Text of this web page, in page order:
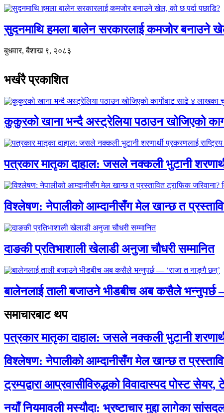
सुदनमाथि हमला बालेन सरकारलाई कमजोर बनाउने
बुधवार, बैशाख ९, २०८३
भर्खरै प्रकाशित
कुकुरको खाना भन्दै अस्ट्रेलिया पठाउन खोजिएको
पत्रकार मातृका दाहाल: जसले नक्कली भुटानी
विश्लेषण: नेपालीको आम्दानीसँग मेल खान्छ त
दाङकी प्रतिभाशाली खेलाडी अनुजा चौधरी सम्मानित
बालेनलाई ताली बजाउने भीडबीच अब कसैले भन्नुपर्छ
समाचारबाट थप
पत्रकार मातृका दाहाल: जसले नक्कली भुटानी
विश्लेषण: नेपालीको आम्दानीसँग मेल खान्छ त
ट्रम्पद्वारा आप्रवासीविरुद्धको विवादास्पद पोस्ट सेयर,
नयाँ नियमावली मस्यौदा: भ्रष्टाचार मुद्दा लागेका